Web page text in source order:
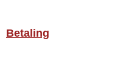
Betaling